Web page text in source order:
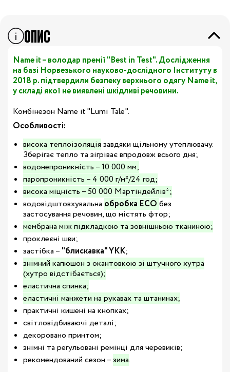
ОПИС
Name it – володар премії "Best in Test". Дослідження
на базі Норвезького науково-дослідного Інституту в
2018 р. підтвердили безпеку верхнього одягу Name it,
у складі якої не виявлені шкідливі речовини.
Комбінезон Name it "Lumi Tale".
Особливості:
висока теплоізоляція завдяки щільному утеплювачу.
Зберігає тепло та зігріває впродовж всього дня;
водонепроникність – 10 000 мм;
паропроникність – 4 000 г/м²/24 год;
висока міцність – 50 000 Мартіндейлів*;
водовідштовхувальна обробка ECO без
застосування речовин, що містять фтор;
мембрана між підкладкою та зовнішньою тканиною;
проклеєні шви;
застібка – "блискавка" YKK;
знімний капюшон з окантовкою зі штучного хутра
(хутро відстібається);
еластична спинка;
еластичні манжети на рукавах та штанинах;
практичні кишені на кнопках;
світловідбиваючі деталі;
декоровано принтом;
знімні та регульовані ремінці для черевиків;
рекомендований сезон –зима.